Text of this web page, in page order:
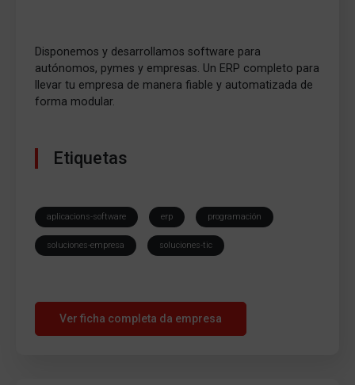
Disponemos y desarrollamos software para
autónomos, pymes y empresas. Un ERP completo para
llevar tu empresa de manera fiable y automatizada de
forma modular.
Etiquetas
aplicacions-software erp programación
soluciones-empresa soluciones-tic
Ver ficha completa da empresa